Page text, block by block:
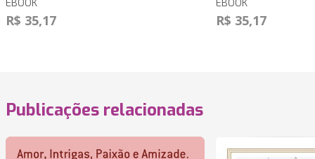
EBOOK
R$ 35,17
EBOOK
R$ 35,17
Publicações relacionadas